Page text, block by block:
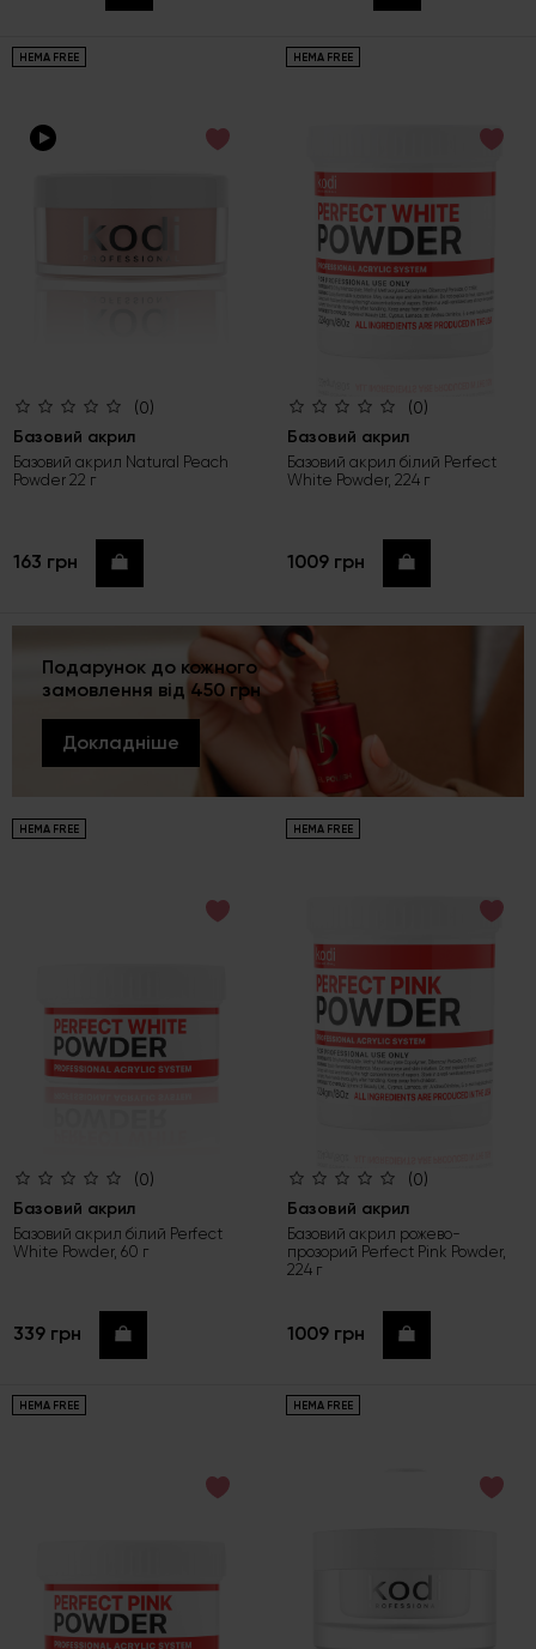
HEMA FREE
(0)
Базовий акрил
Базовий акрил Natural Peach
Powder 22 г
163 грн Купити
HEMA FREE
(0)
Базовий акрил
Базовий акрил білий Perfect
White Powder, 224 г
1009 грн Купити
Подарунок до кожного
замовлення від 450 грн
Докладніше
HEMA FREE
(0)
Базовий акрил
Базовий акрил білий Perfect
White Powder, 60 г
339 грн Купити
HEMA FREE
(0)
Базовий акрил
Базовий акрил рожево-
прозорий Perfect Pink Powder,
224 г
1009 грн Купити
HEMA FREE HEMA FREE